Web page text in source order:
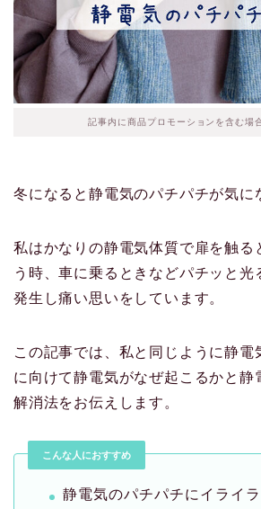
記事内に商品プロモーションを含む場
冬になると静電気のパチパチが気に
私はかなりの静電気体質で扉を触る
う時、車に乗るときなどパチッと光
発生し痛い思いをしています。
この記事では、私と同じように静電
に向けて静電気がなぜ起こるかと静
解消法をお伝えします。
こんな人におすすめ
静電気のパチパチにイライ